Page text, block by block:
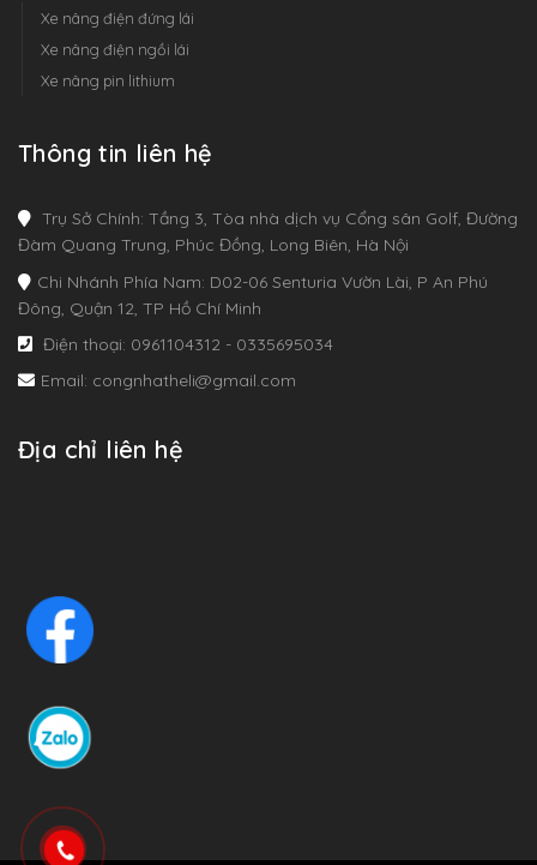
Xe nâng điện đứng lái
Xe nâng điện ngồi lái
Xe nâng pin lithium
Thông tin liên hệ
Trụ Sở Chính: Tầng 3, Tòa nhà dịch vụ Cổng sân Golf, Đường
Đàm Quang Trung, Phúc Đồng, Long Biên, Hà Nội
Chi Nhánh Phía Nam: D02-06 Senturia Vườn Lài, P An Phú
Đông, Quận 12, TP Hồ Chí Minh
Điện thoại: 0961104312 - 0335695034
Email: congnhatheli@gmail.com
Địa chỉ liên hệ